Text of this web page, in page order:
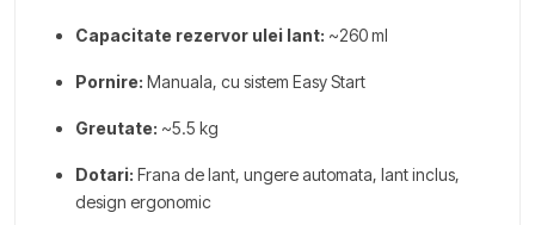
Capacitate rezervor ulei lant: ~260 ml
Pornire: Manuala, cu sistem Easy Start
Greutate: ~5.5 kg
Dotari: Frana de lant, ungere automata, lant inclus,
design ergonomic